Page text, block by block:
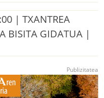
| TXANTREA
BISITA GIDATUA |